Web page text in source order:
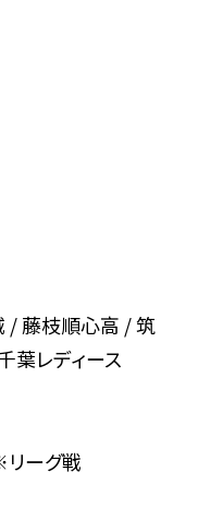
/ 藤枝順心高 / 筑
葉レディース
ーグ戦